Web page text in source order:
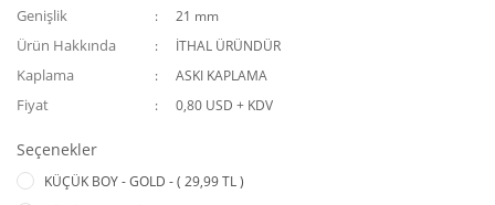
Genişlik 21 mm
Ürün Hakkında İTHAL ÜRÜNDÜR
Kaplama ASKI KAPLAMA
Fiyat 0,80 USD + KDV
Seçenekler
KÜÇÜK BOY - GOLD - ( 29,99 TL )